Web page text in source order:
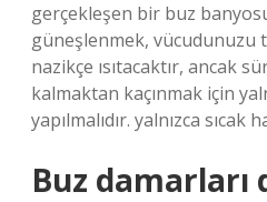
gerçekleşen bir buz
güneşlenmek, vücudunuzu
nazikçe ısıtacaktır, ancak
kalmaktan kaçınmak için
yapılmalıdır. yalnızca sıcak
Buz damarları